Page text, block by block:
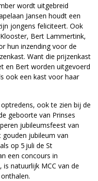
wordt uitgebreid
Jansen houdt een
jongens feliciteert. Ook
Bert Lammertink,
hun inzending voor de
Want die prijzenkast
en Bert worden uitgevoerd
ook een kast voor haar
ook te zien bij de
geboorte van Prinses
jubileumsfeest van
gouden jubileum van
op 5 juli de St
een concours in
natuurlijk MCC van de